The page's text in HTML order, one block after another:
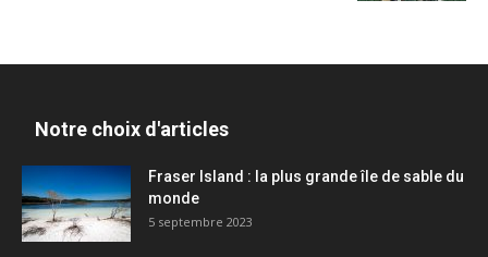
Notre choix d'articles
Fraser Island : la plus grande île de sable du
monde
5 septembre 2023